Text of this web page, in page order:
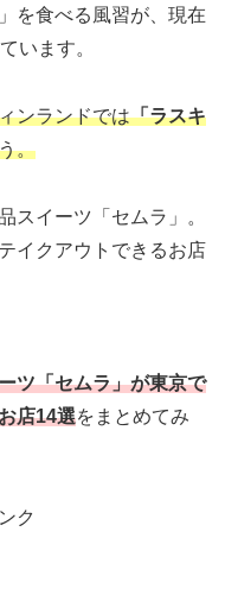
を食べる風習が、現在
います。
ンランドでは「ラスキ
。
スイーツ「セムラ」。
イクアウトできるお店
ツ「セムラ」が東京で
店14選をまとめてみ
ク